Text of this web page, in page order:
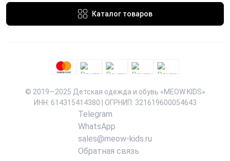
Каталог товаров
© 2019—2025 Детская одежда и обувь «MEOW KIDS»
ИНН: 614315414380 | ОГРНИП: 321619600054643
Telegram
WhatsApp
sales@meow-kids.ru
Обратная связь